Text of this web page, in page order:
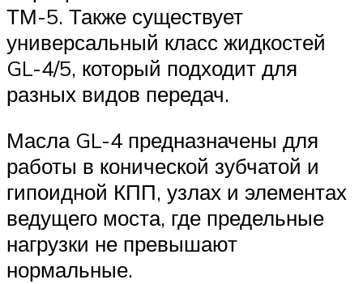
ТМ-5. Также существует
универсальный класс жидкостей
GL-4/5, который подходит для
разных видов передач.
Масла GL-4 предназначены для
работы в конической зубчатой и
гипоидной КПП, узлах и элементах
ведущего моста, где предельные
нагрузки не превышают
нормальные.